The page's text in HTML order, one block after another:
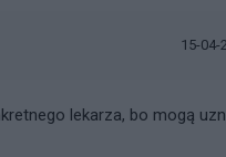
15-04-
lekarza, bo mogą